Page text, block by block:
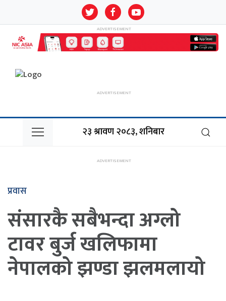
२३ श्रावण २०८३, शनिबार
प्रवास
संसारकै सबैभन्दा अग्लो
टावर बुर्ज खलिफामा
नेपालको झण्डा झलमलायो